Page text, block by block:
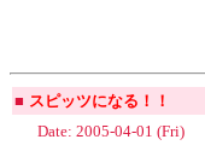
■ スピッツになる！！
Date: 2005-04-01 (Fri)